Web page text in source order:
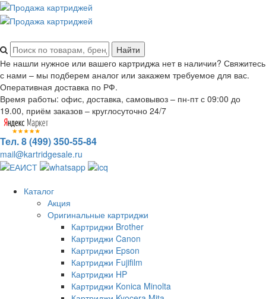
Не нашли нужное или вашего картриджа нет в наличии? Свяжитесь
с нами – мы подберем аналог или закажем требуемое для вас.
Оперативная доставка по РФ.
Время работы: офис, доставка, самовывоз – пн-пт с 09:00 до
19.00, приём заказов – круглосуточно 24/7
Тел. 8 (499) 350-55-84
mail@kartridgesale.ru
Каталог
Акция
Оригинальные картриджи
Картриджи Brother
Картриджи Canon
Картриджи Epson
Картриджи Fujifilm
Картриджи HP
Картриджи Konica Minolta